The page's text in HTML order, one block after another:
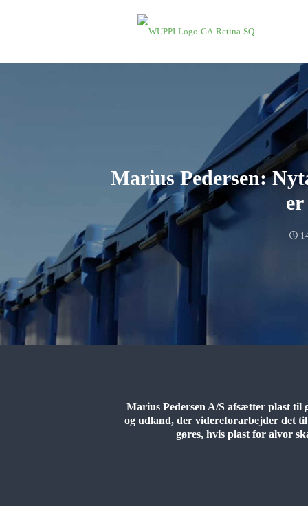
Marius Pedersen:
Marius Pedersen A/S afsætter plast til
og udland, der videreforarbejder det
gøres, hvis plast for alvor